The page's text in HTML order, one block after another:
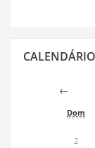
Calendário
CALENDÁRIO
←
Dom
2